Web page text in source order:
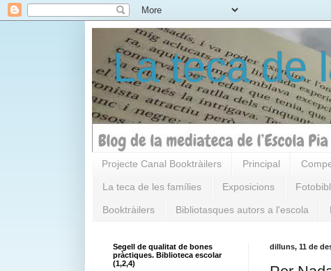
La teca de
Projecte Canal Booktràilers Principal
La teca de les famílies Exposicions
Booktràilers Bibliotasques autors a l'escola
dilluns, 11 de
Segell de qualitat de bones
pràctiques. Biblioteca escolar
(1,2,4)